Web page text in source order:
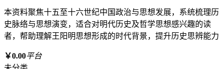
本资料聚焦十五至十六世纪中国政治与思想发展，系统梳理历
史脉络与思想演变，适合对明代历史及哲学思想感兴趣的读
者，帮助理解王阳明思想形成的时代背景，提升历史思辨能力
￥0.00平台